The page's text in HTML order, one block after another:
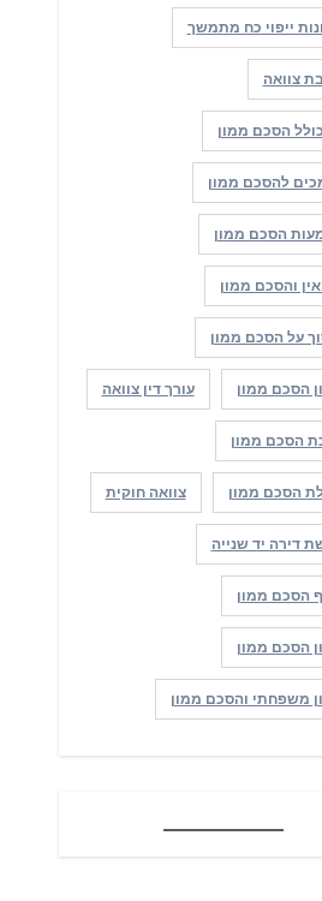
ייפוי כח מתמשך
צוואה
הסכם ממון
להסכם ממון
הסכם ממון
והסכם ממון
על הסכם ממון
הסכם ממון עורך דין צוואה
הסכם ממון
הסכם ממון צוואה חוקית
דירה יד שנייה
הסכם ממון
הסכם ממון
משפחתי והסכם ממון